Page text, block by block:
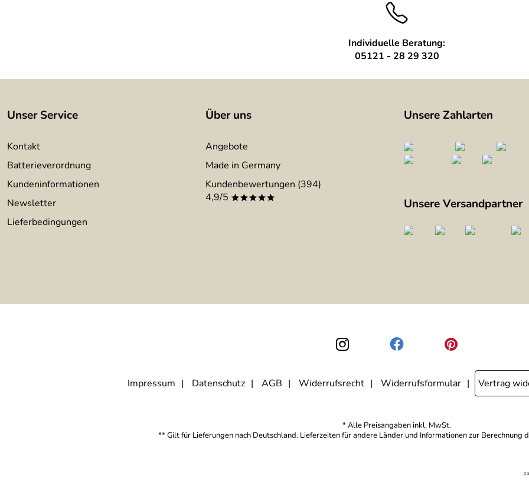
Individuelle Beratung:
05121 - 28 29 320
Unser Service
Kontakt
Batterieverordnung
Kundeninformationen
Newsletter
Lieferbedingungen
Über uns
Angebote
Made in Germany
Kundenbewertungen (394)
4,9/5 *****
Unsere Zahlarten
Unsere Versandpartner
Impressum Datenschutz AGB Widerrufsrecht Widerrufsformular Vertrag
* Alle Preisangaben inkl. MwSt.
** Gilt für Lieferungen nach Deutschland. Lieferzeiten für andere Länder und Informationen zur Berechnung